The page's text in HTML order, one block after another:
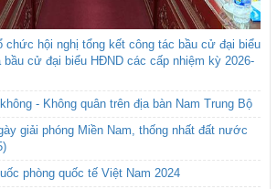
chức hội nghị tổng kết công tác bầu cử đại biểu
cử đại biểu HĐND các cấp nhiệm kỳ 2026-
- Không quân trên địa bàn Nam Trung Bộ
giải phóng Miền Nam, thống nhất đất nước
phòng quốc tế Việt Nam 2024